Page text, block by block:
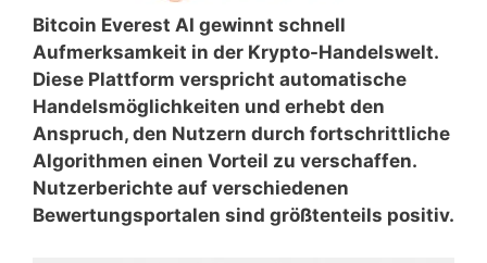
Bitcoin Everest AI gewinnt schnell
Aufmerksamkeit in der Krypto-Handelswelt.
Diese Plattform verspricht automatische
Handelsmöglichkeiten und erhebt den
Anspruch, den Nutzern durch fortschrittliche
Algorithmen einen Vorteil zu verschaffen.
Nutzerberichte auf verschiedenen
Bewertungsportalen sind größtenteils positiv.